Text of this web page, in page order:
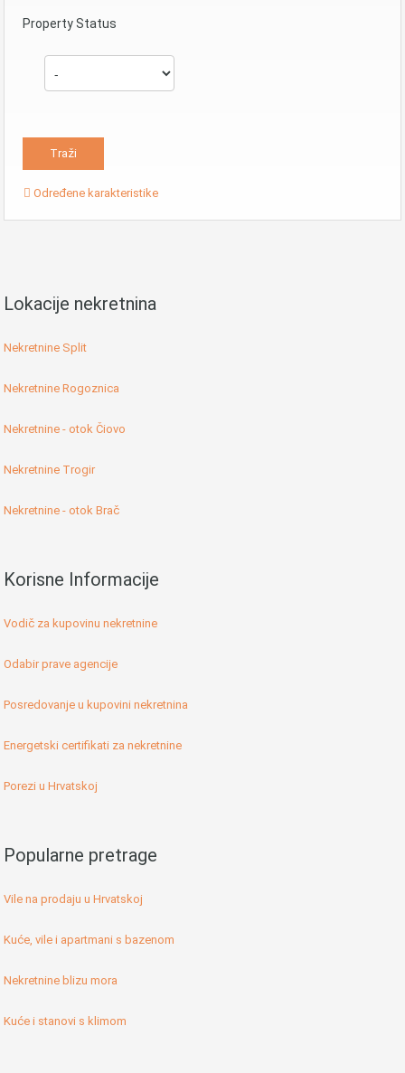
Property Status
Određene karakteristike
Lokacije nekretnina
Nekretnine Split
Nekretnine Rogoznica
Nekretnine - otok Čiovo
Nekretnine Trogir
Nekretnine - otok Brač
Korisne Informacije
Vodič za kupovinu nekretnine
Odabir prave agencije
Posredovanje u kupovini nekretnina
Energetski certifikati za nekretnine
Porezi u Hrvatskoj
Popularne pretrage
Vile na prodaju u Hrvatskoj
Kuće, vile i apartmani s bazenom
Nekretnine blizu mora
Kuće i stanovi s klimom